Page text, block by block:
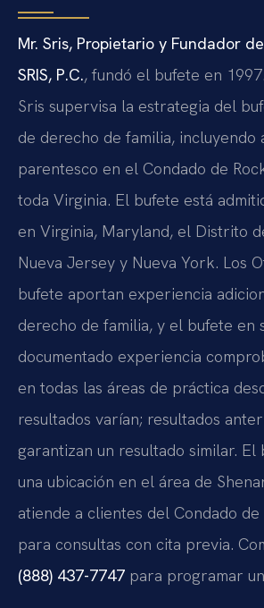
Mr. Sris, Propietario y Fundador
SRIS, P.C., fundó el bufete en
Sris supervisa la estrategia del
de derecho de familia, incluyendo
parentesco en el Condado de
toda Virginia. El bufete está
en Virginia, Maryland, el Distrito
Nueva Jersey y Nueva York. Los
bufete aportan experiencia
derecho de familia, y el bufete en
documentado experiencia
en todas las áreas de práctica
resultados varían; resultados
garantizan un resultado similar. El
una ubicación en el área de
atiende a clientes del Condado de
para consultas con cita previa.
(888) 437-7747 para programar